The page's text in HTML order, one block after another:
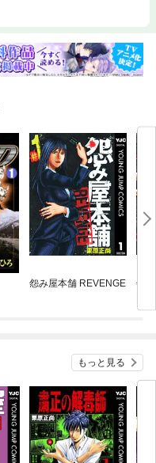
怨み屋本舗 REVENGE
怨
もっと見る